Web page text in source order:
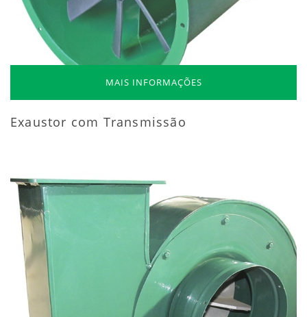
MAIS INFORMAÇÕES
Exaustor com Transmissão